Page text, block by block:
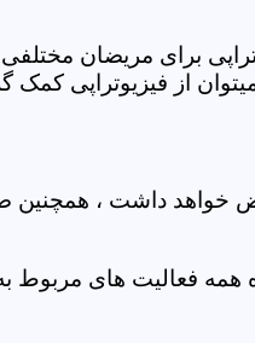
برای مریضان مختلفی
از فیزیوتراپی کمک
خواهد داشت ،
فعالیت های مربوط به